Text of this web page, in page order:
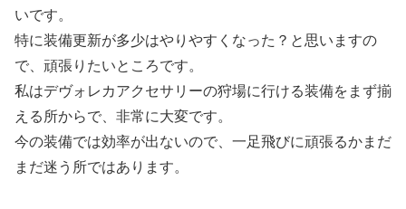
いです。
特に装備更新が多少はやりやすくなった？と思いますの
で、頑張りたいところです。
私はデヴォレカアクセサリーの狩場に行ける装備をまず揃
える所からで、非常に大変です。
今の装備では効率が出ないので、一足飛びに頑張るかまだ
まだ迷う所ではあります。